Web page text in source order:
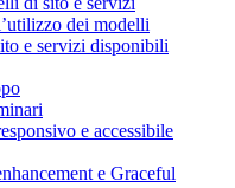
dei modelli
e servizi disponibili
e accessibile
e Graceful